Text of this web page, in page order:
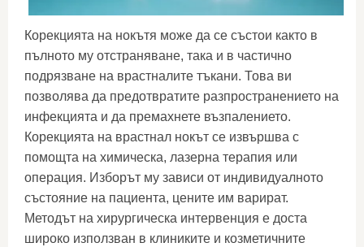
Корекцията на нокътя може да се състои както в
пълното му отстраняване, така и в частично
подрязване на врастналите тъкани. Това ви
позволява да предотвратите разпространението на
инфекцията и да премахнете възпалението.
Корекцията на врастнал нокът се извършва с
помощта на химическа, лазерна терапия или
операция. Изборът му зависи от индивидуалното
състояние на пациента, цените им варират.
Методът на хирургическа интервенция е доста
широко използван в клиниките и козметичните